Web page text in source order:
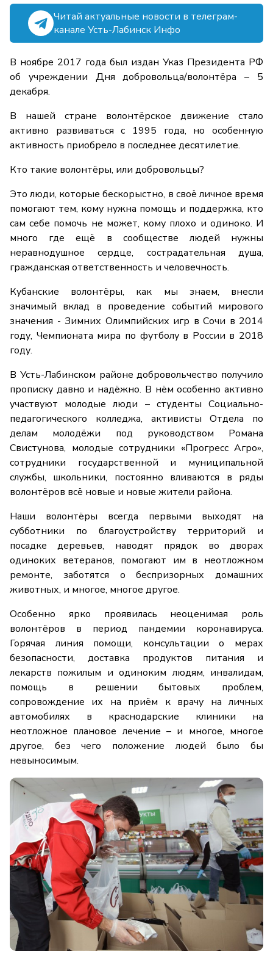
Читай актуальные новости в телеграм-
канале Усть-Лабинск Инфо
В ноябре 2017 года был издан Указ Президента РФ
об учреждении Дня добровольца/волонтёра – 5
декабря.
В нашей стране волонтёрское движение стало
активно развиваться с 1995 года, но особенную
активность приобрело в последнее десятилетие.
Кто такие волонтёры, или добровольцы?
Это люди, которые бескорыстно, в своё личное время
помогают тем, кому нужна помощь и поддержка, кто
сам себе помочь не может, кому плохо и одиноко. И
много где ещё в сообществе людей нужны
неравнодушное сердце, сострадательная душа,
гражданская ответственность и человечность.
Кубанские волонтёры, как мы знаем, внесли
значимый вклад в проведение событий мирового
значения - Зимних Олимпийских игр в Сочи в 2014
году, Чемпионата мира по футболу в России в 2018
году.
В Усть-Лабинском районе добровольчество получило
прописку давно и надёжно. В нём особенно активно
участвуют молодые люди – студенты Социально-
педагогического колледжа, активисты Отдела по
делам молодёжи под руководством Романа
Свистунова, молодые сотрудники «Прогресс Агро»,
сотрудники государственной и муниципальной
службы, школьники, постоянно вливаются в ряды
волонтёров всё новые и новые жители района.
Наши волонтёры всегда первыми выходят на
субботники по благоустройству территорий и
посадке деревьев, наводят прядок во дворах
одиноких ветеранов, помогают им в неотложном
ремонте, заботятся о беспризорных домашних
животных, и многое, многое другое.
Особенно ярко проявилась неоценимая роль
волонтёров в период пандемии коронавируса.
Горячая линия помощи, консультации о мерах
безопасности, доставка продуктов питания и
лекарств пожилым и одиноким людям, инвалидам,
помощь в решении бытовых проблем,
сопровождение их на приём к врачу на личных
автомобилях в краснодарские клиники на
неотложное плановое лечение – и многое, многое
другое, без чего положение людей было бы
невыносимым.